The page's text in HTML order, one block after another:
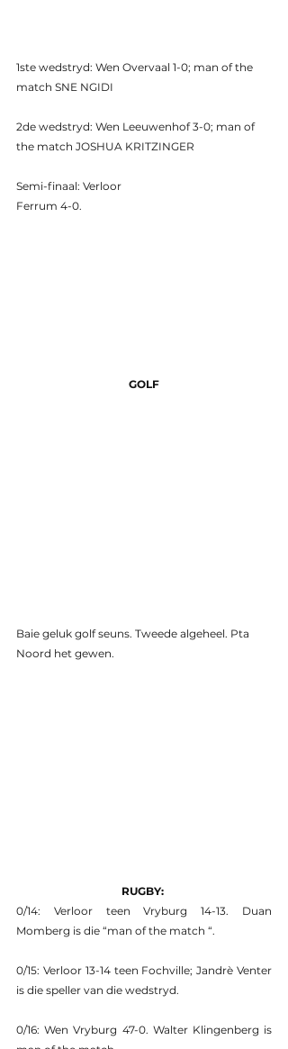
1ste wedstryd: Wen Overvaal 1-0; man of the
match SNE NGIDI
2de wedstryd: Wen Leeuwenhof 3-0; man of
the match JOSHUA KRITZINGER
Semi-finaal: Verloor
Ferrum 4-0.
GOLF
Baie geluk golf seuns. Tweede algeheel. Pta
Noord het gewen.
RUGBY:
0/14: Verloor teen Vryburg 14-13. Duan
Momberg is die “man of the match “.
0/15: Verloor 13-14 teen Fochville; Jandrè Venter
is die speller van die wedstryd.
0/16: Wen Vryburg 47-0. Walter Klingenberg is